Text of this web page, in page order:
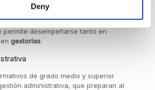
Deny
ofrece una formación integral en
gestión empresarial y derecho
permite desempeñarse tanto en
gestorías.
de grado medio y superior
administrativa, que preparan al